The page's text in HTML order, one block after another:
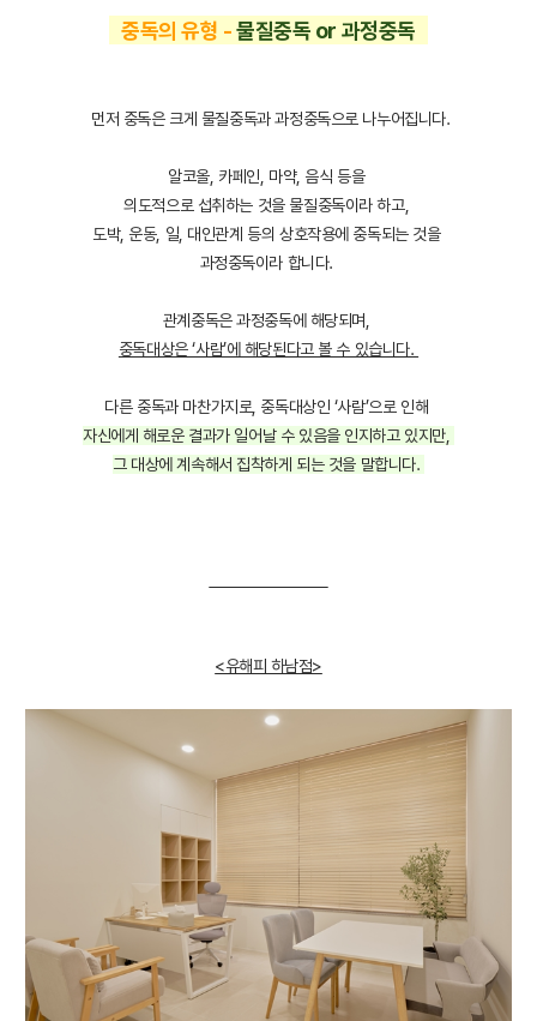
중독의 유형 -물질중독 or 과정중독
먼저 중독은 크게 물질중독과 과정중독으로 나누어집니다.
알코올, 카페인, 마약, 음식 등을
의도적으로 섭취하는 것을 물질중독이라 하고,
도박, 운동, 일, 대인관계 등의 상호작용에 중독되는 것을
과정중독이라 합니다.
관계중독은 과정중독에 해당되며,
중독대상은 ‘사람’에 해당된다고 볼 수 있습니다.
다른 중독과 마찬가지로, 중독대상인 ‘사람’으로 인해
자신에게 해로운 결과가 일어날 수 있음을 인지하고 있지만,
그 대상에 계속해서 집착하게 되는 것을 말합니다.
<유해피 하남점>